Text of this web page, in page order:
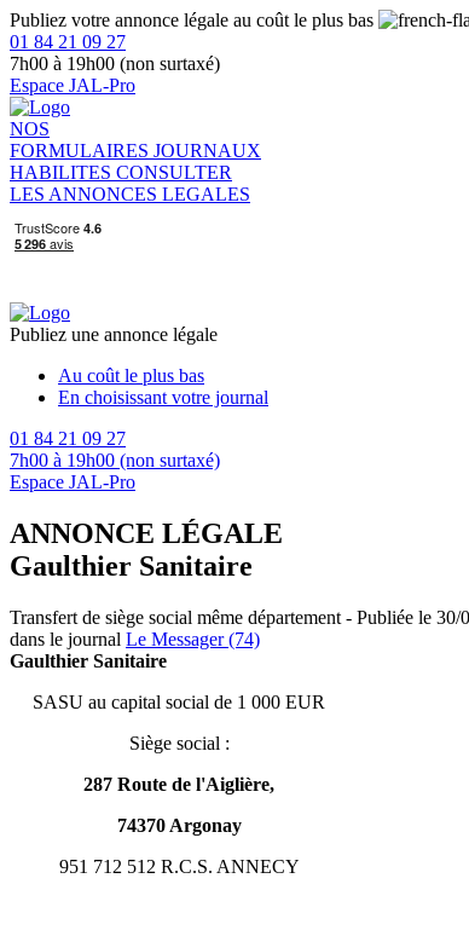
Publiez votre annonce légale au coût le plus bas
01 84 21 09 27
7h00 à 19h00 (non surtaxé)
Espace JAL-Pro
NOS
FORMULAIRES JOURNAUX
HABILITES CONSULTER
LES ANNONCES LEGALES
Publiez une annonce légale
Au coût le plus bas
En choisissant votre journal
01 84 21 09 27
7h00 à 19h00 (non surtaxé)
Espace JAL-Pro
ANNONCE LÉGALE
Gaulthier Sanitaire
Transfert de siège social même département - Publiée le 30/
dans le journal Le Messager (74)
Gaulthier Sanitaire
SASU au capital social de 1 000 EUR
Siège social :
287 Route de l'Aiglière,
74370 Argonay
951 712 512 R.C.S. ANNECY